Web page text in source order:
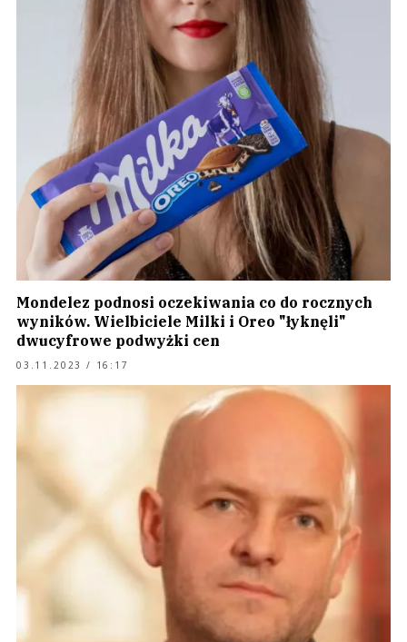
Mondelez podnosi oczekiwania co do rocznych
wyników. Wielbiciele Milki i Oreo "łyknęli"
dwucyfrowe podwyżki cen
03.11.2023 / 16:17